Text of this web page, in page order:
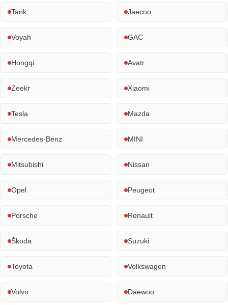
Tank Jaecoo
Voyah GAC
Hongqi Avatr
Zeekr Xiaomi
Tesla Mazda
Mercedes-Benz MINI
Mitsubishi Nissan
Opel Peugeot
Porsche Renault
Škoda Suzuki
Toyota Volkswagen
Volvo Daewoo